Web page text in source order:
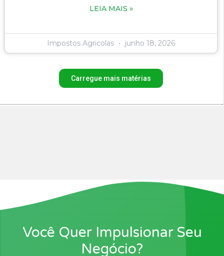
LEIA MAIS »
Impostos Agricolas junho 18, 2026
Carregue mais matérias
Você Quer Impulsionar Seu
Negócio?